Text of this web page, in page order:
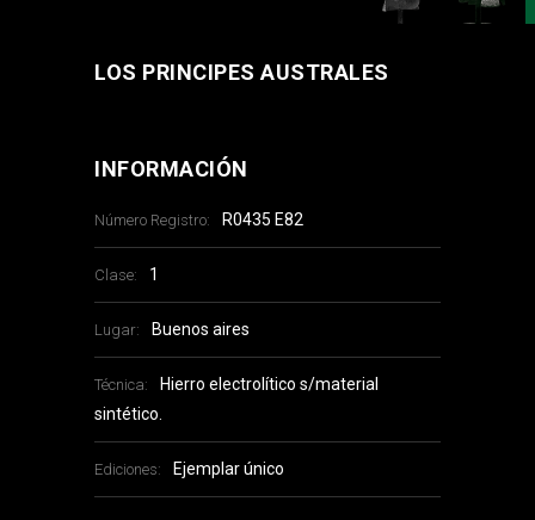
LOS PRINCIPES AUSTRALES
INFORMACIÓN
Número Registro: R0435 E82
Clase: 1
Lugar: Buenos aires
Técnica:
Hierro electrolítico s/material
sintético.
Ediciones: Ejemplar único